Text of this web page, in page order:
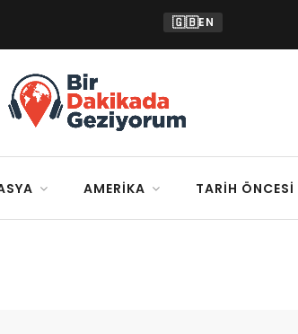
🇬🇧EN
AMERIKA TARIH ÖNCESI